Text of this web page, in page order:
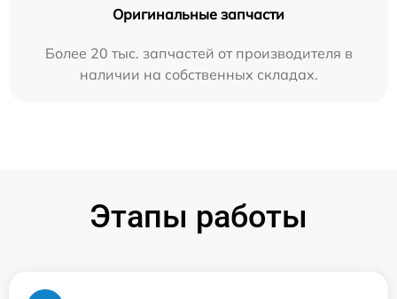
Оригинальные запчасти
Более 20 тыс. запчастей от производителя в
наличии на собственных складах.
Этапы работы